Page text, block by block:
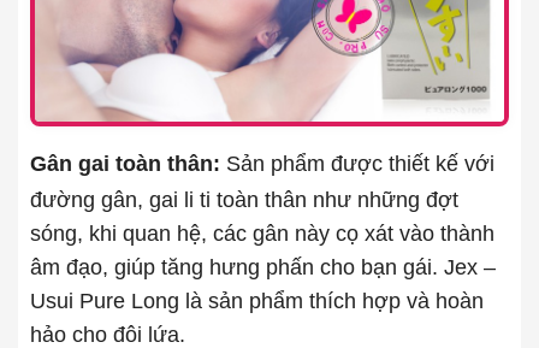
Gân gai toàn thân: Sản phẩm được thiết kế với
đường gân, gai li ti toàn thân như những đợt
sóng, khi quan hệ, các gân này cọ xát vào thành
âm đạo, giúp tăng hưng phấn cho bạn gái. Jex –
Usui Pure Long là sản phẩm thích hợp và hoàn
hảo cho đôi lứa.